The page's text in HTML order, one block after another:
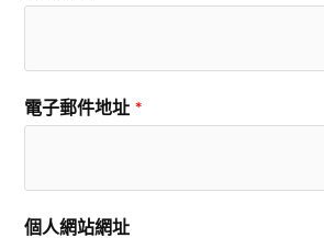
電子郵件地址 *
個人網站網址